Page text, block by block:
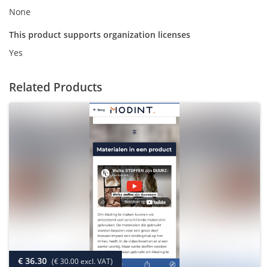
None
This product supports organization licenses
Yes
Related Products
€ 36.30 (€ 30.00 excl. VAT)